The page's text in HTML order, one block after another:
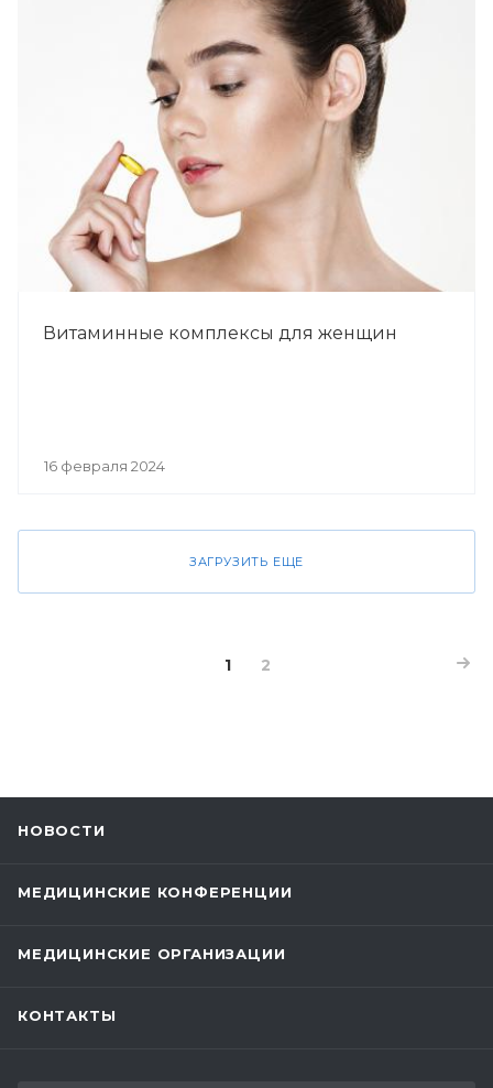
Витаминные комплексы для женщин
16 февраля 2024
ЗАГРУЗИТЬ ЕЩЕ
1 2
НОВОСТИ
МЕДИЦИНСКИЕ КОНФЕРЕНЦИИ
МЕДИЦИНСКИЕ ОРГАНИЗАЦИИ
КОНТАКТЫ